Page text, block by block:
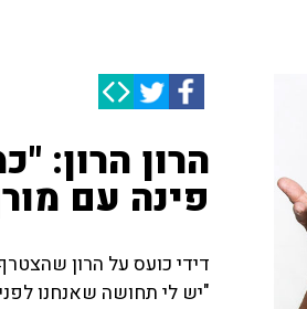
הרון הרון:
פינה עם
דידי כועס על הרון
"יש לי תחושה שאנחנו